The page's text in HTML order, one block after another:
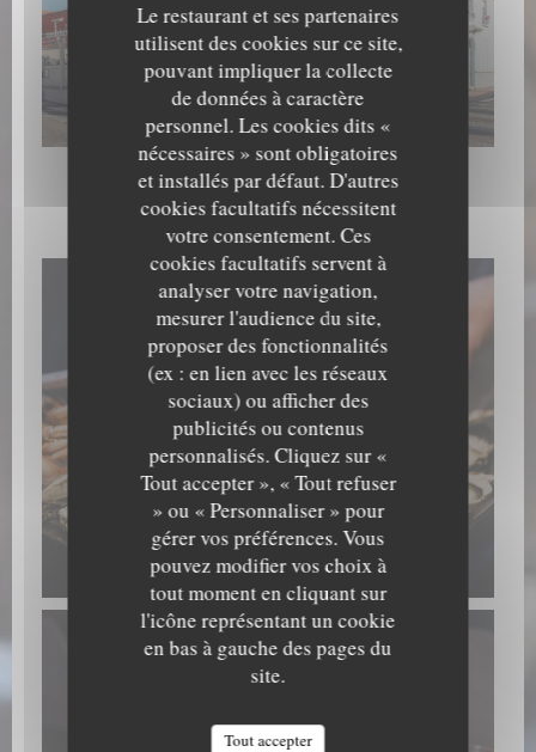
Le restaurant et ses partenaires
utilisent des cookies sur ce site,
pouvant impliquer la collecte
de données à caractère
personnel. Les cookies dits «
nécessaires » sont obligatoires
et installés par défaut. D'autres
cookies facultatifs nécessitent
votre consentement. Ces
cookies facultatifs servent à
analyser votre navigation,
mesurer l'audience du site,
proposer des fonctionnalités
(ex : en lien avec les réseaux
sociaux) ou afficher des
publicités ou contenus
personnalisés. Cliquez sur «
Tout accepter », « Tout refuser
» ou « Personnaliser » pour
gérer vos préférences. Vous
pouvez modifier vos choix à
tout moment en cliquant sur
l'icône représentant un cookie
en bas à gauche des pages du
site.
Tout accepter
Extérieur
Les plats
Fruits de mer